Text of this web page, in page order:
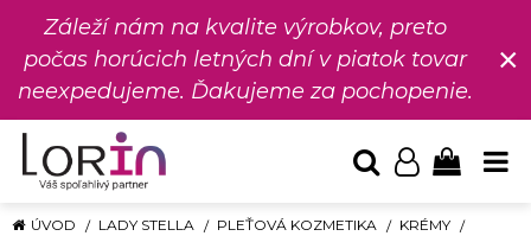
Záleží nám na kvalite výrobkov, preto
počas horúcich letných dní v piatok tovar
neexpedujeme. Ďakujeme za pochopenie.
×
ÚVOD LADY STELLA PLEŤOVÁ KOZMETIKA
KRÉMY